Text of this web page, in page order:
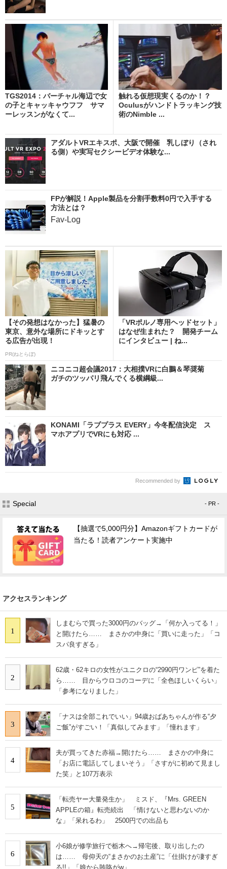
TGS2014：バーチャル海辺で女
の子とキャッキャウフフ サマ
ーレッスンがなくて...
触れる仮想現実くるのか！？
Oculusがハンドトラッキング技
術のNimble ...
アダルトVRエキスポ、大阪で開催 乳しぼり（され
る側）や実写セクシービデオ体験な...
FPが解説！Apple製品を分割手数料0円で入手する
方法とは？
Fav-Log
【その発想はなかった】猛暑の
東京、意外な場所にドキッとす
る広告が出現！
PR(ねとらぼ)
「VRポルノ専用ヘッドセット」
はなぜ生まれた？ 開発チーム
にインタビュー | ね...
ニコニコ超会議2017：大相撲VRに白鵬＆琴奨菊
ガチのツッパリ飛んでくる横綱級...
KONAMI「ラブプラス EVERY」今冬配信決定 ス
マホアプリでVRにも対応 ...
Recommended by
Special - PR -
【抽選で5,000円分】Amazonギフトカードが
当たる！読者アンケート実施中
アクセスランキング
1
しまむらで買った3000円のバッグ→「何か入ってる！」
と開けたら…… まさかの中身に「買いに走った」「コ
スパ良すぎる」
2
62歳・62キロの女性がユニクロの“2990円ワンピ”を着た
ら…… 目からウロコのコーデに「全色ほしいくらい」
「参考になりました」
3
「ナスは全部これでいい」94歳おばあちゃんが作る“夕
ご飯”がすごい！「真似してみます」「憧れます」
4
夫が買ってきた赤福→開けたら…… まさかの中身に
「お店に電話してしまいそう」「さすがに初めて見まし
た笑」と107万表示
5
「転売ヤー大量発生か」 ミスド、『Mrs. GREEN
APPLEの箱』転売続出 「情けないと思わないのか
な」「呆れるわ」 2500円での出品も
6
小6娘が修学旅行で栃木へ→帰宅後、取り出したの
は…… 母仰天の“まさかのお土産”に「仕掛けが凄すぎ
る!!」「娘から賄賂がw」